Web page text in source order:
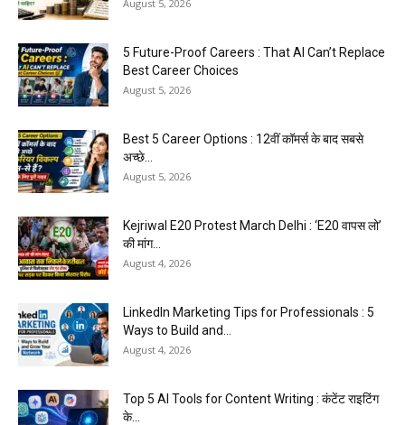
August 5, 2026
5 Future-Proof Careers : That AI Can’t Replace
Best Career Choices
August 5, 2026
Best 5 Career Options : 12वीं कॉमर्स के बाद सबसे
अच्छे...
August 5, 2026
Kejriwal E20 Protest March Delhi : ‘E20 वापस लो’
की मांग...
August 4, 2026
LinkedIn Marketing Tips for Professionals : 5
Ways to Build and...
August 4, 2026
Top 5 AI Tools for Content Writing : कंटेंट राइटिंग
के...